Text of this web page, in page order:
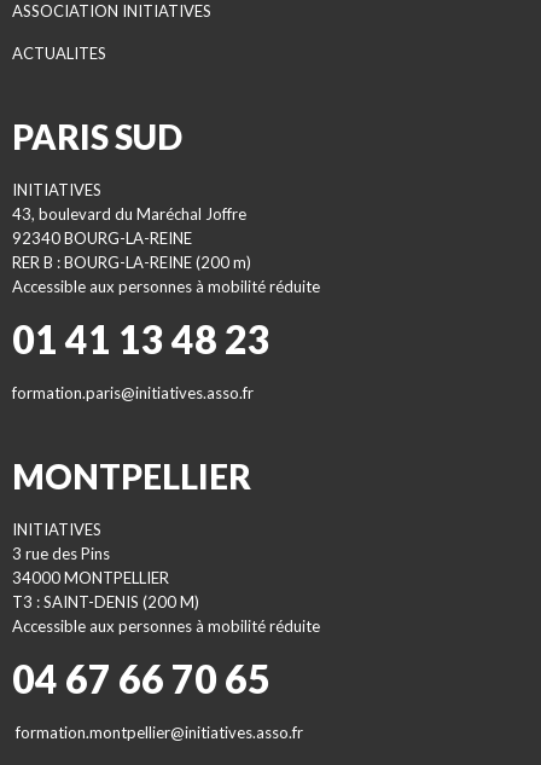
ASSOCIATION INITIATIVES
ACTUALITES
PARIS SUD
INITIATIVES
43, boulevard du Maréchal Joffre
92340 BOURG-LA-REINE
RER B : BOURG-LA-REINE (200 m)
Accessible aux personnes à mobilité réduite
01 41 13 48 23
formation.paris@initiatives.asso.fr
MONTPELLIER
INITIATIVES
3 rue des Pins
34000 MONTPELLIER
T3 : SAINT-DENIS (200 M)
Accessible aux personnes à mobilité réduite
04 67 66 70 65
formation.montpellier@initiatives.asso.fr